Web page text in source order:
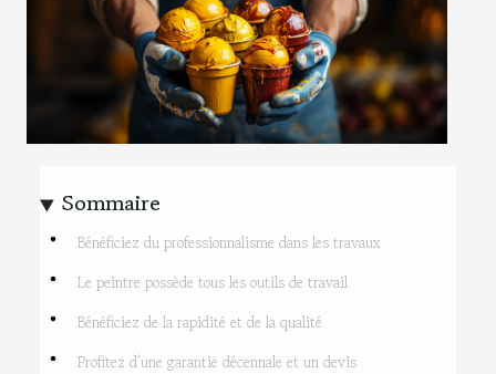
Sommaire
Bénéficiez du professionnalisme dans les travaux
Le peintre possède tous les outils de travail
Bénéficiez de la rapidité et de la qualité
Profitez d’une garantie décennale et un devis